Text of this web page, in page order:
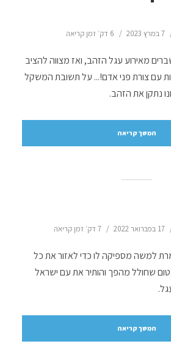
7 במרץ 2023 6 דק׳ זמן קריאה
מאירוע עגל הזהב, ואז מצווה להציב
עם צורת פני אדם!... על תשובת המשקל
נתקן את הזהב.
המשך קריאה
17 בפברואר 2022 7 דק׳ זמן קריאה
למשה מספיקה לו כדי לאזור את כל
שחולל מהפך והותיר את עם ישראל
המשך קריאה